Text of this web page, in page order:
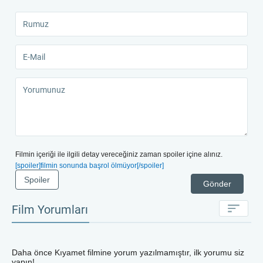
Filmin içeriği ile ilgili detay vereceğiniz zaman spoiler içine alınız.
[spoiler]filmin sonunda başrol ölmüyor[/spoiler]
Gönder
Spoiler
Film Yorumları
Daha önce Kıyamet filmine yorum yazılmamıştır, ilk yorumu siz